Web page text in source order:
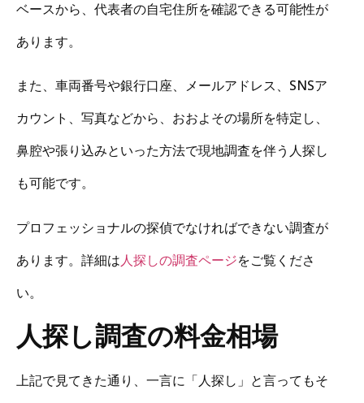
ベースから、代表者の自宅住所を確認できる可能性が
あります。
また、車両番号や銀行口座、メールアドレス、SNSア
カウント、写真などから、おおよその場所を特定し、
鼻腔や張り込みといった方法で現地調査を伴う人探し
も可能です。
プロフェッショナルの探偵でなければできない調査が
あります。詳細は人探しの調査ページをご覧くださ
い。
人探し調査の料金相場
上記で見てきた通り、一言に「人探し」と言ってもそ